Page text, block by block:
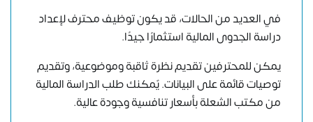
في العديد من الحالات، قد يكون توظيف محترف لإعداد
دراسة الجدوى المالية استثمارًا جيدًا.
يمكن للمحترفين تقديم نظرة ثاقبة وموضوعية، وتقديم
توصيات قائمة على البيانات. يٌمكنكطلب الدراسة المالية
من مكتب الشعلة بأسعار تنافسية وجودة عالية.